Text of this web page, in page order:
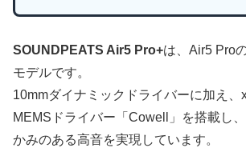
SOUNDPEATS Air5 Pro+は、Air5 Pro
モデルです。
10mmダイナミックドライバーに加え、
MEMSドライバー「Cowell」を搭載し
かみのある高音を実現しています。